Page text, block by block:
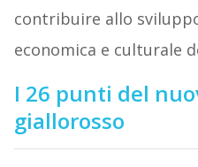
contribuire allo
economica e culturale
I 26 punti del
giallorosso